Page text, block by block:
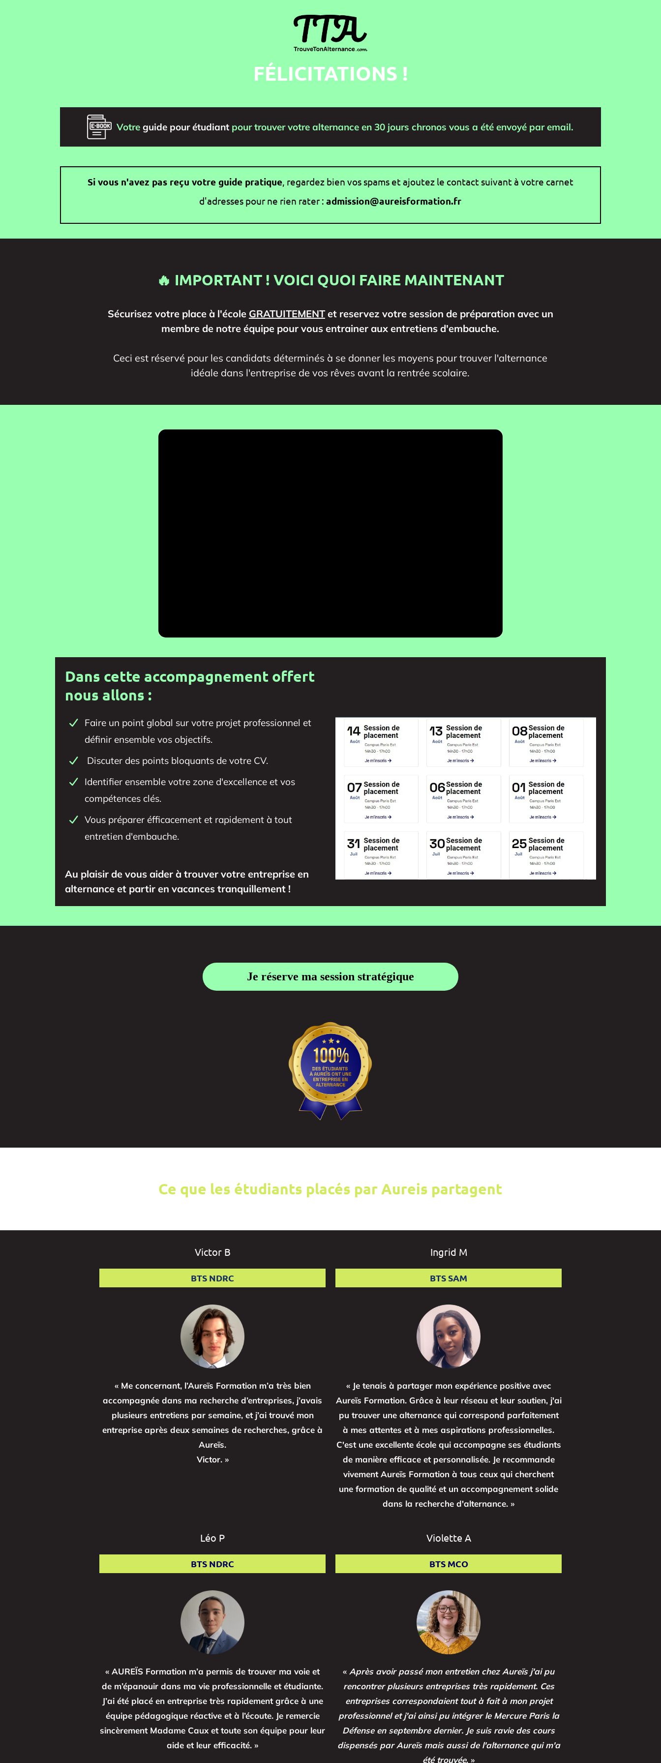
FÉLICITATIONS !
Votre guide pour étudiant pour trouver votre alternance en 30 jours chronos vous a été envoyé par email.
Si vous n'avez pas reçu votre guide pratique, regardez bien vos spams et ajoutez le contact suivant à votre carnet
d'adresses pour ne rien rater :admission@aureisformation.fr
🔥 IMPORTANT ! VOICI QUOI FAIRE MAINTENANT
Sécurisez votre place à l'école GRATUITEMENTet reservez votre session de préparation avec un
membre de notre équipe pour vous entrainer aux entretiens d'embauche.
Ceci est réservé pour les candidats déterminés à se donner les moyens pour trouver l'alternance
idéale dans l'entreprise de vos rêves avant la rentrée scolaire.
Dans cette accompagnement offert
nous allons :
Faire un point global sur votre projet professionnel et
définir ensemble vos objectifs.
Discuter des points bloquants de votre CV.
​Identifier ensemble votre zone d'excellence et vos
compétences clés.
Vous préparer éfficacement et rapidement à tout
entretien d'embauche.
Au plaisir de vous aider à trouver votre entreprise en
alternance et partir en vacances tranquillement !
Je réserve ma session stratégique
Ce que les étudiants placés par Aureis partagent
Victor B
BTS NDRC
« Me concernant, l’Aureïs Formation m’a très bien
accompagnée dans ma recherche d’entreprises, j’avais
plusieurs entretiens par semaine, et j’ai trouvé mon
entreprise après deux semaines de recherches, grâce à
Aureïs.
Victor. »
Ingrid M
BTS SAM
« Je tenais à partager mon expérience positive avec
Aureïs Formation. Grâce à leur réseau et leur soutien, j'ai
pu trouver une alternance qui correspond parfaitement
à mes attentes et à mes aspirations professionnelles.
C'est une excellente école qui accompagne ses étudiants
de manière efficace et personnalisée. Je recommande
vivement Aureïs Formation à tous ceux qui cherchent
une formation de qualité et un accompagnement solide
dans la recherche d'alternance. »
Léo P
BTS NDRC
« AUREÏS Formation m’a permis de trouver ma voie et
de m’épanouir dans ma vie professionnelle et étudiante.
J’ai été placé en entreprise très rapidement grâce à une
équipe pédagogique réactive et à l’écoute. Je remercie
sincèrement Madame Caux et toute son équipe pour leur
aide et leur efficacité. »
Violette A
BTS MCO
« Après avoir passé mon entretien chez Aureïs j'ai pu
rencontrer plusieurs entreprises très rapidement. Ces
entreprises correspondaient tout à fait à mon projet
professionnel et j'ai ainsi pu intégrer le Mercure Paris la
Défense en septembre dernier. Je suis ravie des cours
dispensés par Aureïs mais aussi de l'alternance qui m'a
été trouvée. »